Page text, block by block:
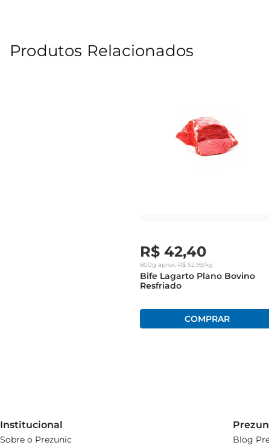
pratodelicioso, mas também garantindo nutrientes
Com os cubos para sopa de acém, suas refeições
Produtos Relacionados
R$ 42,40
800g aprox.•R$ 52,99/kg
Bife Lagarto Plano Bovino
Resfriado
Institucional
Sobre o Prezunic
Blog